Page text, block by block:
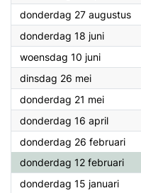
donderdag 27 augustus
donderdag 18 juni2026
woensdag 10 juni2026
dinsdag 26 mei2026
donderdag 21 mei2026
donderdag 16 april2026
donderdag 26 februari
donderdag 12 februari2026
donderdag 15 januari2026